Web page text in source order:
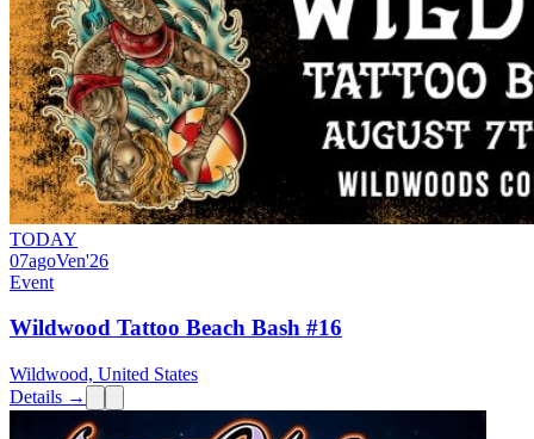
TODAY
07agoVen'26
Event
Wildwood Tattoo Beach Bash #16
Wildwood, United States
Details →